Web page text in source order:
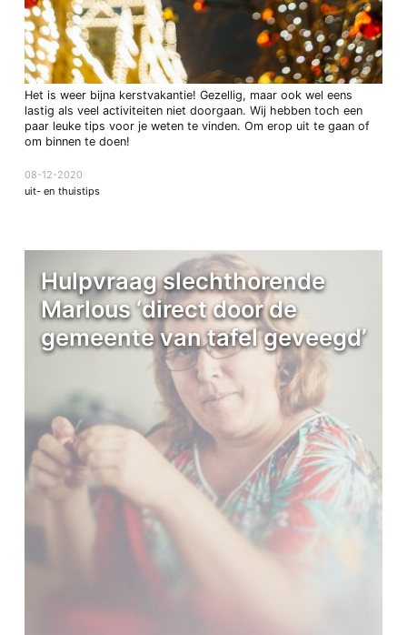
Het is weer bijna kerstvakantie! Gezellig, maar ook wel eens
lastig als veel activiteiten niet doorgaan. Wij hebben toch een
paar leuke tips voor je weten te vinden. Om erop uit te gaan of
om binnen te doen!
08-12-2020
uit- en thuistips
Hulpvraag slechthorende
Marlous ‘direct door de
gemeente van tafel geveegd’